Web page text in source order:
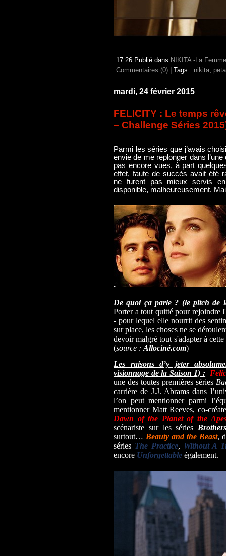
17:26 Publié dans NIKITA -La
Commentaires (0) | Tags : nikita,
mardi, 24 février 2015
FELICITY : Le temps
– Challenge Séries
Parmi les séries que j’avais
envie de me replonger dans
pas encore vues, à part
effet, faute de succès avait été
ne furent pas mieux servis
disponible, malheureusement.
De quoi ça parle ? (le pitch de
Porter a tout quitté pour rejoindre
- pour lequel elle nourrit des
sur place, les choses ne se
devoir malgré tout s'adapter à
(source : Allociné.com)
Les raisons d’y jeter
visionnage de la Saison 1) :
une des toutes premières séries
carrière de J.J. Abrams dans
l’on peut mentionner parmi
mentionner Matt Reeves, co-
Dawn of the Planet of the
scénariste sur les séries
surtout… Beauty and the Beast,
séries The Practice, Without A
encore Unforgettable également.